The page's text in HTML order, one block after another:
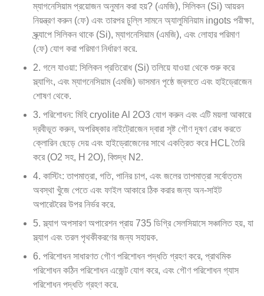
ম্যাগনেসিয়াম প্রয়োজন অনুমান করা হয়? (এমজি), সিলিকন (Si) আয়রন
নিয়ন্ত্রণ করুন (ফে) এবং তারপর চুল্লি সামনে অ্যালুমিনিয়াম ingots পরীক্ষা,
স্ক্র্যাপে সিলিকন থাকে (Si), ম্যাগনেসিয়াম (এমজি), এবং লোহার পরিমাণ
(ফে) যোগ করা পরিমাণ নির্ধারণ করে.
2. গলে যাওয়া: সিলিকন প্রতিরোধ (Si) তলিয়ে যাওয়া থেকে শুরু করে
স্ল্যাগিং, এবং ম্যাগনেসিয়াম (এমজি) ভাসমান পৃষ্ঠে জ্বলতে এবং হাইড্রোজেন
শোষণ থেকে.
3. পরিশোধন: মিহি cryolite Al 2O3 যোগ করুন এবং এটি ময়লা আকারে
দ্রবীভূত করুন, অপরিষ্কার নাইট্রোজেন দ্বারা সৃষ্ট গৌণ দূষণ রোধ করতে
ক্লোরিন ছেড়ে দেয় এবং হাইড্রোজেনের সাথে একত্রিত করে HCL তৈরি
করে (O2 সহ, H 2O), বিশুদ্ধ N2.
4. কাস্টিং: তাপমাত্রা, গতি, পানির চাপ, এবং জলের তাপমাত্রা সর্বোত্তম
অবস্থা খুঁজে পেতে এবং ফাইল আকারে ঠিক করার জন্য অন-সাইট
অপারেটরের উপর নির্ভর করে.
5. স্ল্যাগ অপসারণ অপারেশন প্রায় 735 ডিগ্রি সেলসিয়াসে সঞ্চালিত হয়, যা
স্ল্যাগ এবং তরল পৃথকীকরণের জন্য সহায়ক.
6. পরিশোধন সাধারণত গৌণ পরিশোধন পদ্ধতি গ্রহণ করে, প্রাথমিক
পরিশোধন কঠিন পরিশোধন এজেন্ট যোগ করে, এবং গৌণ পরিশোধন গ্যাস
পরিশোধন পদ্ধতি গ্রহণ করে.